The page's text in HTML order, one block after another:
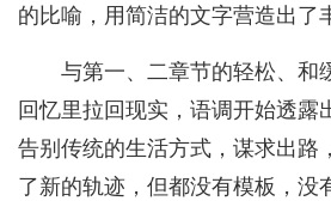
的比喻，用简洁的文字营造出了
与第一、二章节的轻松、和
回忆里拉回现实，语调开始透露
告别传统的生活方式，谋求出路
了新的轨迹，但都没有模板，没